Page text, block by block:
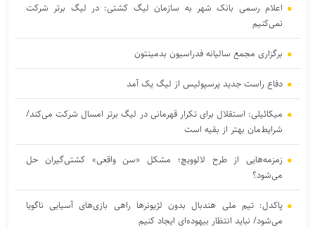
اعلام رسمی بانک شهر به سازمان لیگ کشتی: در لیگ برتر شرکت
نمی‌کنیم
برگزاری مجمع سالیانه فدراسیون بدمینتون
دفاع راست جدید پرسپولیس از لیگ یک آمد
میکائیلی: استقلال برای تکرار قهرمانی در لیگ برتر امسال شرکت می‌کند/
شرایط‌مان بهتر از بقیه است
زمزمه‌هایی از طرح لالوویچ؛ مشکل «سن واقعی» کشتی‌گیران حل
می‌شود؟
پاکدل: تیم ملی هندبال بدون لژیونرها راهی بازی‌های آسیایی ناگویا
می‌شود/ نباید انتظار بیهوده‌ای ایجاد کنیم